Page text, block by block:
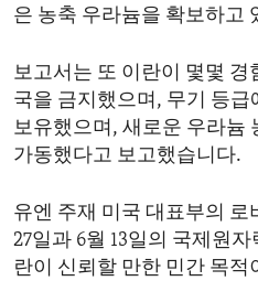
ECONOMY AND TRADE
IDEALS AND INSTITUTIONS
은 농축 우라늄을 확보하고
보고서는 또 이란이 몇몇 경
국을 금지했으며, 무기 등
보유했으며, 새로운 우라늄
가동했다고 보고했습니다.
유엔 주재 미국 대표부의 로
27일과 6월 13일의 국제원
란이 신뢰할 만한 민간 목적